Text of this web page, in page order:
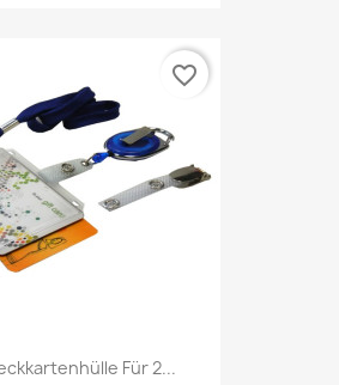
Für 2...
favorite_border